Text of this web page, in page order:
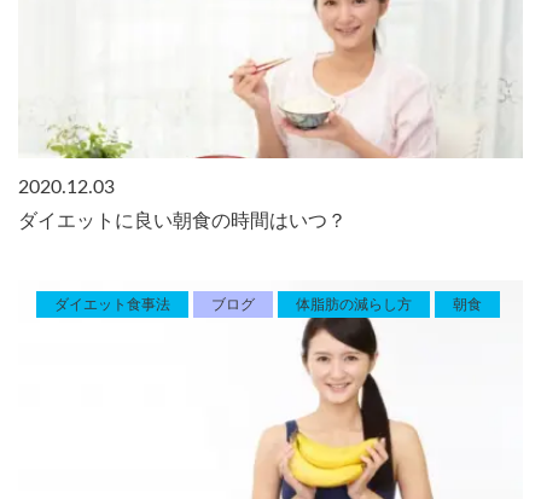
2020.12.03
ダイエットに良い朝食の時間はいつ？
ダイエット食事法 ブログ 体脂肪の減らし方 朝食